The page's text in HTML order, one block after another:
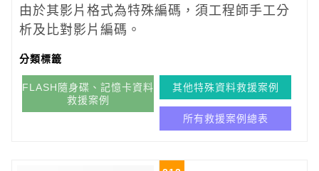
由於其影片格式為特殊編碼，須工程師手工分
析及比對影片編碼。
分類標籤
FLASH隨身碟、記憶卡資料
救援案例
其他特殊資料救援案例
所有救援案例總表